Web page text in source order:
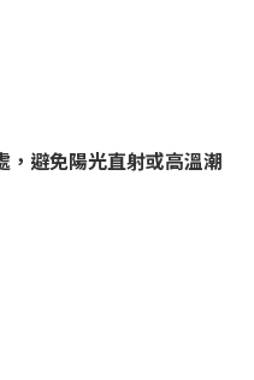
，避免陽光直射或高溫潮